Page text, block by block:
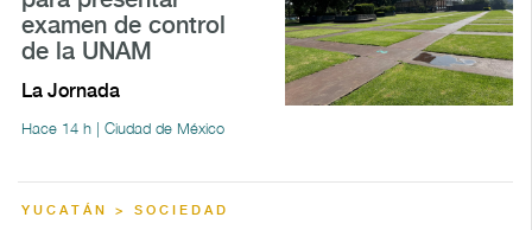
examen de control
de la UNAM
La Jornada
Hace 14 h | Ciudad de México
YUCATÁN > SOCIEDAD